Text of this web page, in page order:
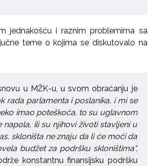
jednakošću i raznim problemima sa
teme o kojima se diskutovalo na
u MŽK-u, u svom obraćanju je
rada parlamenta i poslanika, i mi se
imao poteškoća, to su uglavnom
ili su njihovi životi stavljeni u
skloništa ne znaju da li će moći da
budžet za podršku skloništima“,
konstantnu finansijsku podršku